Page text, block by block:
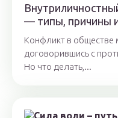
— типы, причины
Конфликт в обществе
договорившись с
Но что делать,...